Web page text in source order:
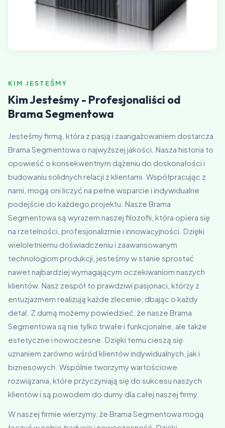
KIM JESTEŚMY
Kim Jesteśmy - Profesjonaliści od
Brama Segmentowa
Jesteśmy firmą, która z pasją i zaangażowaniem dostarcza
Brama Segmentowa o najwyższej jakości. Nasza historia to
opowieść o konsekwentnym dążeniu do doskonałości i
budowaniu solidnych relacji z klientami. Współpracując z
nami, mogą oni liczyć na pełne wsparcie i indywidualne
podejście do każdego projektu. Nasze Brama
Segmentowa są wyrazem naszej filozofii, która opiera się
na rzetelności, profesjonalizmie i innowacyjności. Dzięki
wieloletniemu doświadczeniu i zaawansowanym
technologiom produkcji, jesteśmy w stanie sprostać
nawet najbardziej wymagającym oczekiwaniom naszych
klientów. Nasz zespół to prawdziwi pasjonaci, którzy z
entuzjazmem realizują każde zlecenie, dbając o każdy
detal. Z dumą możemy powiedzieć, że nasze Brama
Segmentowa są nie tylko trwałe i funkcjonalne, ale także
estetyczne i nowoczesne. Dzięki temu cieszą się
uznaniem zarówno wśród klientów indywidualnych, jak i
biznesowych. Wspólnie tworzymy wartościowe
rozwiązania, które przyczyniają się do sukcesu naszych
klientów i są powodem do dumy dla całej naszej firmy.
W naszej firmie wierzymy, że Brama Segmentowa mogą